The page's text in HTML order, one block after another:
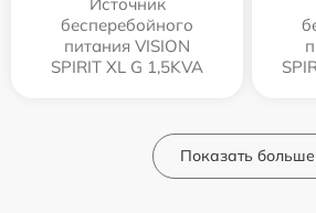
бесперебойного
питания VISION
SPIRIT XL G 1,5KVA
Показать больше